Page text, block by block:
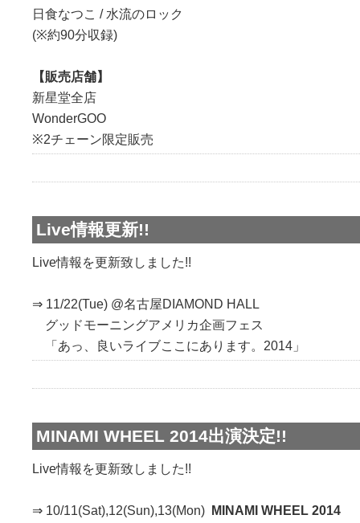
日食なつこ / 水流のロック
(※約90分収録)
【販売店舗】
新星堂全店
WonderGOO
※2チェーン限定販売
Live情報更新!!
Live情報を更新致しました!!
⇒ 11/22(Tue) @名古屋DIAMOND HALL
グッドモーニングアメリカ企画フェス
「あっ、良いライブここにあります。2014」
MINAMI WHEEL 2014出演決定!!
Live情報を更新致しました!!
⇒ 10/11(Sat),12(Sun),13(Mon) MINAMI WHEEL 2014